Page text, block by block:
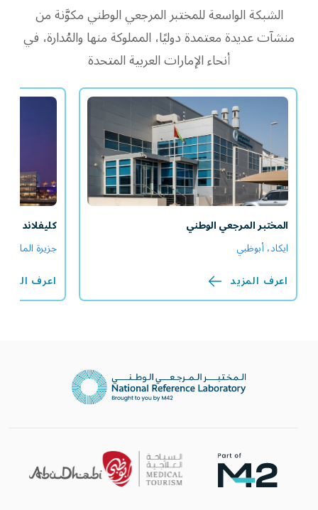
الشبكة الواسعة للمختبر المرجعي الوطني مكوَّنة من
منشآت عديدة معتمدة دوليًا، المملوكة منها والمُدارة، في
أنحاء الإمارات العربية المتحدة
المختبر المرجعي الوطني
ايكاد، أبوظبي
اعرف المزيد
كليفلاند
جزيرة
اعرف